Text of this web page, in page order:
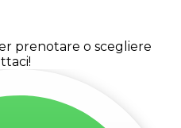
prenotare o scegliere